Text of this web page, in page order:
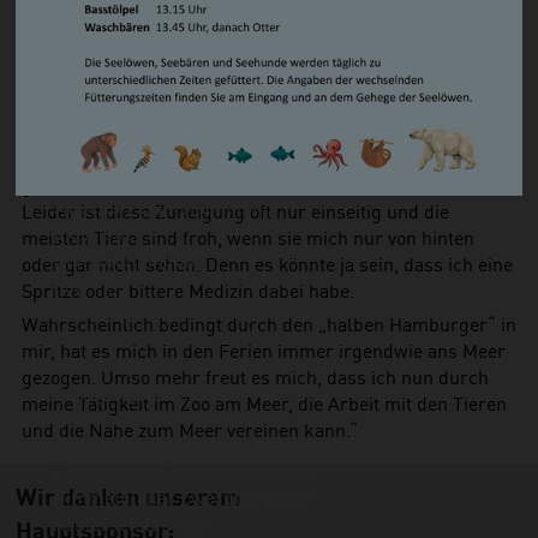
Steppenlemming
Zwergotter
Waschbär
Basstölpel
Brandgans
Magellan-Dampfschiffente
Eiderente
Humboldtpinguin
Kea
Kormoran
Schneeeule
Wiedehopf
Zwergsäger
Serama-Zwerghühner
Kriechtiere
Himmelblauer Zwergtaggecko
Köhlerschildkröte
ein anderes Mal Anästhesist für einen Eisbär oder muss
eine Verletzung bei einem Kaninchen chirurgisch
versorgen. Kein Tag gleicht dem anderen. Durch die große
Bandbreite meiner Patienten hat sich nie ein Lieblingstier
herauskristallisiert. Jedes Tier hat seinen eigenen Charme
und Charakter und meist ist es der aktuelle Patient, der
Leider ist diese Zuneigung oft nur einseitig und die
meisten Tiere sind froh, wenn sie mich nur von hinten
oder gar nicht sehen. Denn es könnte ja sein, dass ich eine
Spritze oder bittere Medizin dabei habe.
Wahrscheinlich bedingt durch den „halben Hamburger“ in
mir, hat es mich in den Ferien immer irgendwie ans Meer
gezogen. Umso mehr freut es mich, dass ich nun durch
meine Tätigkeit im Zoo am Meer, die Arbeit mit den Tieren
und die Nähe zum Meer vereinen kann.“
Wir danken unserem
Hauptsponsor: